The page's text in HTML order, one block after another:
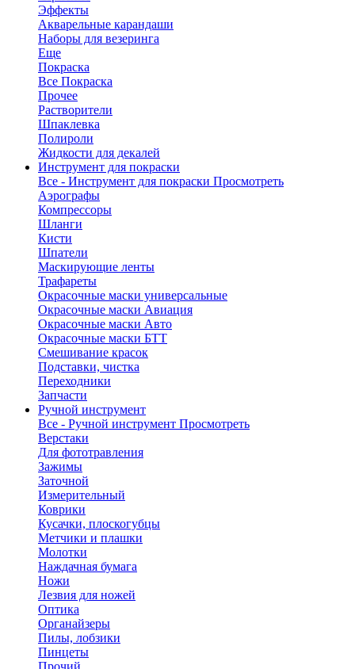
Эффекты
Акварельные карандаши
Наборы для везеринга
Еще
Покраска
Все Покраска
Прочее
Растворители
Шпаклевка
Полироли
Жидкости для декалей
Инструмент для покраски
Все - Инструмент для покраски Просмотреть
Аэрографы
Компрессоры
Шланги
Кисти
Шпатели
Маскирующие ленты
Трафареты
Окрасочные маски универсальные
Окрасочные маски Авиация
Окрасочные маски Авто
Окрасочные маски БТТ
Смешивание красок
Подставки, чистка
Переходники
Запчасти
Ручной инструмент
Все - Ручной инструмент Просмотреть
Верстаки
Для фототравления
Зажимы
Заточной
Измерительный
Коврики
Кусачки, плоскогубцы
Метчики и плашки
Молотки
Наждачная бумага
Ножи
Лезвия для ножей
Оптика
Органайзеры
Пилы, лобзики
Пинцеты
Прочий